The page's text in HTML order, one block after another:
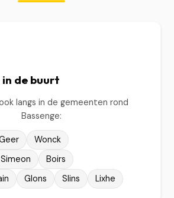
de buurt
langs in de gemeenten rond
Bassenge:
Wonck
Boirs
Glons Slins Lixhe